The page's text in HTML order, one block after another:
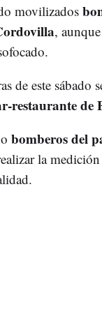
movilizados
,
de este sábado
restaurante de
bomberos del
la